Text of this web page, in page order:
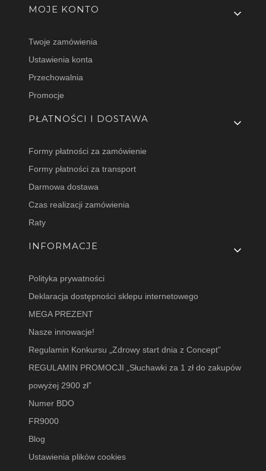
MOJE KONTO
Twoje zamówienia
Ustawienia konta
Przechowalnia
Promocje
PŁATNOŚCI I DOSTAWA
Formy płatności za zamówienie
Formy płatności za transport
Darmowa dostawa
Czas realizacji zamówienia
Raty
INFORMACJE
Polityka prywatności
Deklaracja dostępności sklepu internetowego
MEGA PREZENT
Nasze innowacje!
Regulamin Konkursu „Zdrowy start dnia z Concept”
REGULAMIN PROMOCJI „Słuchawki za 1 zł do zakupów
powyżej 2900 zł”
Numer BDO
FR9000
Blog
Ustawienia plików cookies